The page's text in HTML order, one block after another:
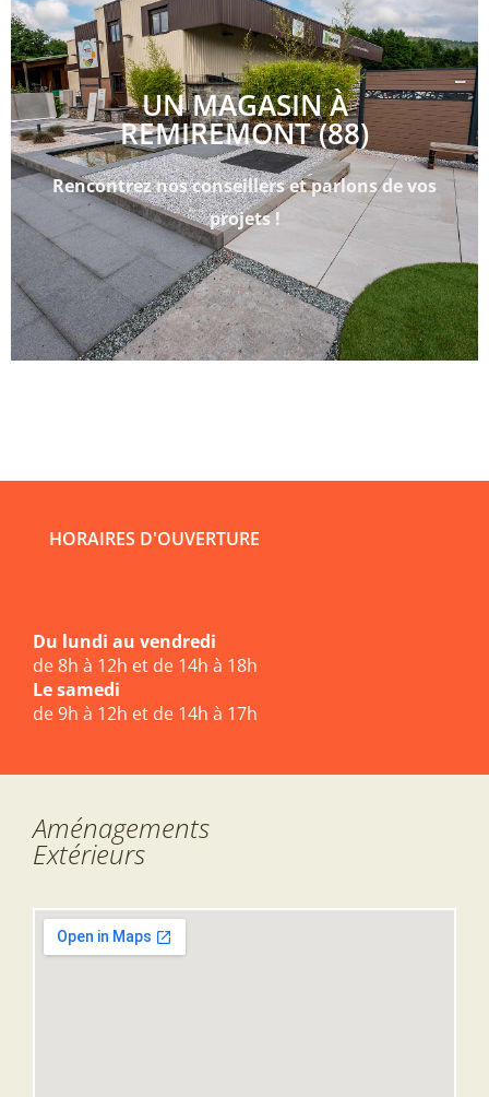
UN MAGASIN À
REMIREMONT (88)
Rencontrez nos conseillers et parlons de vos
projets !
HORAIRES D'OUVERTURE
Du lundi au vendredi
de 8h à 12h et de 14h à 18h
Le samedi
de 9h à 12h et de 14h à 17h
Aménagements
Extérieurs